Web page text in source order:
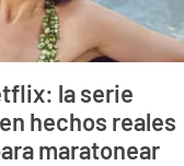
la serie
hechos reales
maratonear